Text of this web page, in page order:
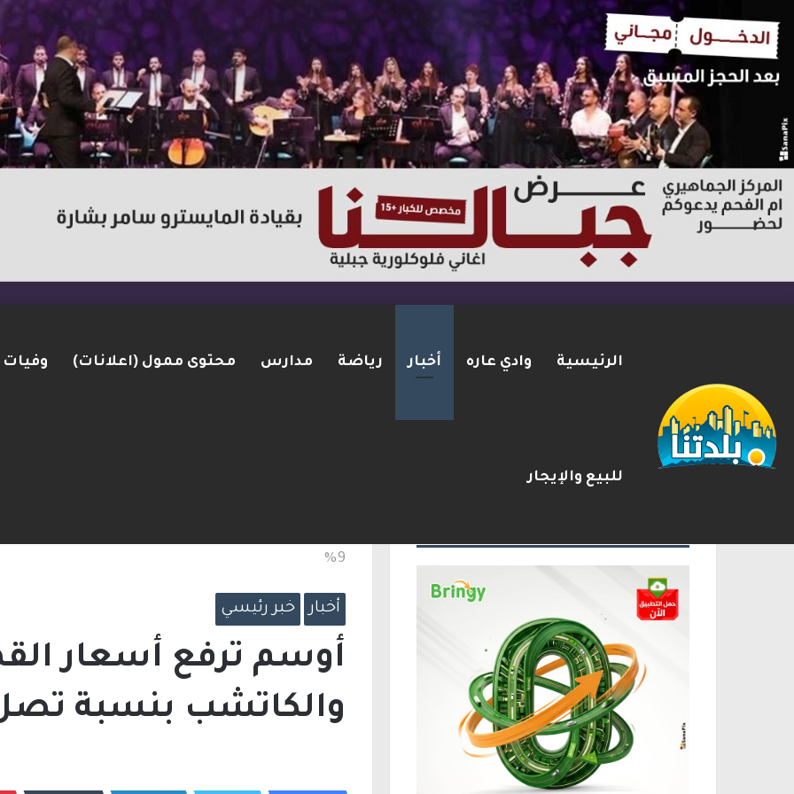
الرئيسية وادي عاره أخبار رياضة مدارس محتوى ممول (اعلانات) وفيات
للبيع والإيجار
2026-08-07 شريط الأخبار
9%
أخبار خبر رئيسي
أوسم ترفع أسعار
والكاتشب بنسبة تصل